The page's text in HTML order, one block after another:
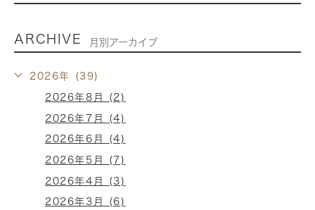
ARCHIVE 月別アーカイブ
2026年 (39)
2026年8月 (2)
2026年7月 (4)
2026年6月 (4)
2026年5月 (7)
2026年4月 (3)
2026年3月 (6)